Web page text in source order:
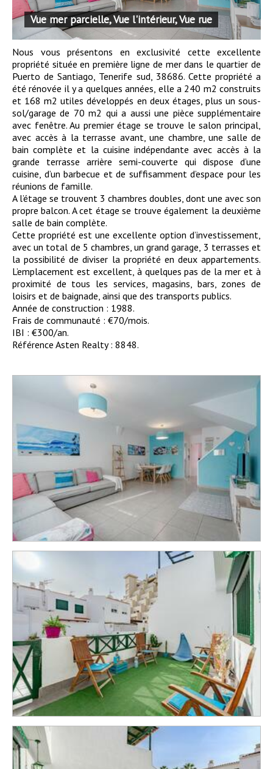
Vue mer parcielle, Vue l'intérieur, Vue rue
Nous vous présentons en exclusivité cette excellente
propriété située en première ligne de mer dans le quartier de
Puerto de Santiago, Tenerife sud, 38686. Cette propriété a
été rénovée il y a quelques années, elle a 240 m2 construits
et 168 m2 utiles développés en deux étages, plus un sous-
sol/garage de 70 m2 qui a aussi une pièce supplémentaire
avec fenêtre. Au premier étage se trouve le salon principal,
avec accès à la terrasse avant, une chambre, une salle de
bain complète et la cuisine indépendante avec accès à la
grande terrasse arrière semi-couverte qui dispose d’une
cuisine, d’un barbecue et de suffisamment d’espace pour les
réunions de famille.
A l’étage se trouvent 3 chambres doubles, dont une avec son
propre balcon. A cet étage se trouve également la deuxième
salle de bain complète.
Cette propriété est une excellente option d’investissement,
avec un total de 5 chambres, un grand garage, 3 terrasses et
la possibilité de diviser la propriété en deux appartements.
L’emplacement est excellent, à quelques pas de la mer et à
proximité de tous les services, magasins, bars, zones de
loisirs et de baignade, ainsi que des transports publics.
Année de construction : 1988.
Frais de communauté : €70/mois.
IBI : €300/an.
Référence Asten Realty : 8848.